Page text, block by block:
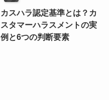
カスハラ認定基準とは？カ
スタマーハラスメントの実
例と6つの判断要素